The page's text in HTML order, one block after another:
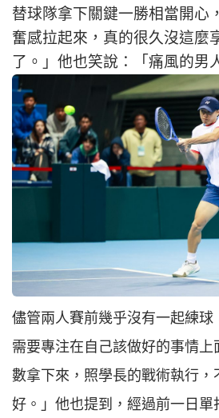
替球隊拿下關鍵一勝相當開心
奮感拉起來，真的很久沒這麼
了。」他也笑說：「痛風的男
儘管兩人賽前幾乎沒有一起練球
需要專注在自己該做好的事情
數拿下來，照學長的戰術執行，
好。」他也提到，經過前一日